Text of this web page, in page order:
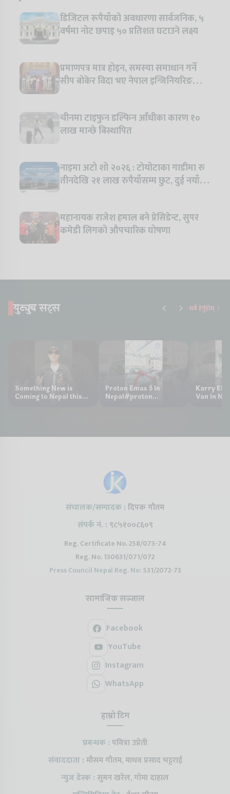
डिजिटल रूपैयाँको अवधारणा सार्वजनिक, ५
वर्षमा नोट छपाइ ५० प्रतिशत घटाउने लक्ष्य
प्रमाणपत्र मात्र होइन, समस्या समाधान गर्ने
सीप बोकेर विदा भए नेपाल इन्जिनियरिङ
चीनमा टाइफुन डल्फिन आँधीका कारण १०
लाख मान्छे बिस्थापित
नाइमा अटो शो २०२६ : टोयोटाका गाडीमा रु
तीनदेखि २१ लाख रुपैयाँसम्म छुट, दुई नयाँ
महानायक राजेश हमाल बने प्रेसिडेन्ट, सुपर
कमेडी लिगको औपचारिक घोषणा
युट्युब सट्स सबै हेर्नुहोस्
Something New is
Coming to Nepal this
Proton Emas 5 In
Nepal#proton
Karry
Van In
संचालक/सम्पादक :दिपक गौतम
संपर्क नं. : ९८५१००८६०९
Reg. Certificate No. 258/073-74
Reg. No. 130631/071/072
Press Council Nepal Reg. No:531/2072-73
सामाजिक सञ्जाल
Facebook
YouTube
Instagram
WhatsApp
हाम्रो टिम
प्रबन्धक :पवित्रा उप्रेती
संवाददाता :मौसम गौतम, माधव प्रसाद भट्टराई
न्युज डेस्क :सुमन खरेल, गोमा दाहाल